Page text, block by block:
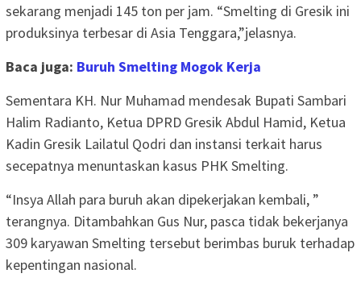
sekarang menjadi 145 ton per jam. “Smelting di Gresik ini
produksinya terbesar di Asia Tenggara,”jelasnya.
Baca juga: Buruh Smelting Mogok Kerja
Sementara KH. Nur Muhamad mendesak Bupati Sambari
Halim Radianto, Ketua DPRD Gresik Abdul Hamid, Ketua
Kadin Gresik Lailatul Qodri dan instansi terkait harus
secepatnya menuntaskan kasus PHK Smelting.
“Insya Allah para buruh akan dipekerjakan kembali, ”
terangnya. Ditambahkan Gus Nur, pasca tidak bekerjanya
309 karyawan Smelting tersebut berimbas buruk terhadap
kepentingan nasional.